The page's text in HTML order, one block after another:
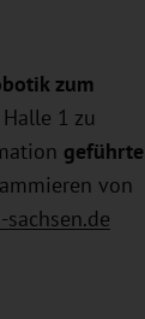
zum
1 zu
geführte
von